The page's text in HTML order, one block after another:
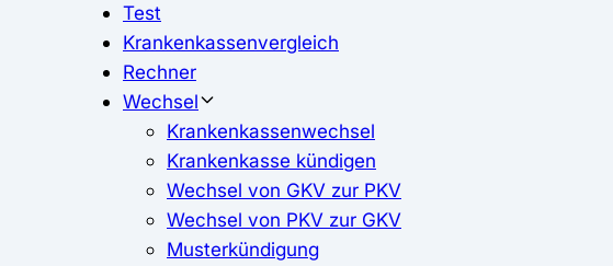
Test
Krankenkassenvergleich
Rechner
Wechsel
Krankenkassenwechsel
Krankenkasse kündigen
Wechsel von GKV zur PKV
Wechsel von PKV zur GKV
Musterkündigung